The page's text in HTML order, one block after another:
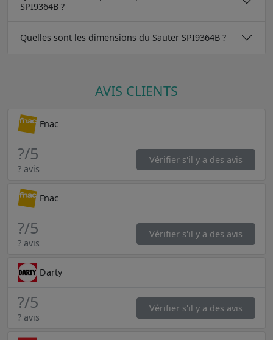
SPI9364B ?
Quelles sont les dimensions du Sauter SPI9364B ?
AVIS CLIENTS
Fnac
?/5
? avis
Vérifier s'il y a des avis
Fnac
?/5
? avis
Vérifier s'il y a des avis
Darty
?/5
? avis
Vérifier s'il y a des avis